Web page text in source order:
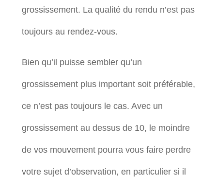
grossissement. La qualité du rendu n’est pas
toujours au rendez-vous.
Bien qu’il puisse sembler qu’un
grossissement plus important soit préférable,
ce n’est pas toujours le cas. Avec un
grossissement au dessus de 10, le moindre
de vos mouvement pourra vous faire perdre
votre sujet d’observation, en particulier si il